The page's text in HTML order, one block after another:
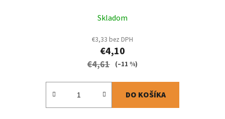
Skladom
€3,33 bez DPH
€4,10
€4,61 (–11 %)
DO KOŠÍKA